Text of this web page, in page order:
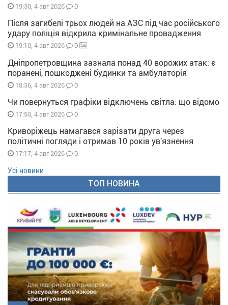
19:30, 4 авг 2026 0
Після загибелі трьох людей на АЗС під час російського
удару поліція відкрила кримінальне провадження
19:10, 4 авг 2026 0
Дніпропетровщина зазнала понад 40 ворожих атак: є
поранені, пошкоджені будинки та амбулаторія
18:36, 4 авг 2026 0
Чи повернуться графіки відключень світла: що відомо
17:50, 4 авг 2026 0
Криворіжець намагався зарізати друга через
політичні погляди і отримав 10 років ув'язнення
17:17, 4 авг 2026 0
Усі новини
ТОП НОВИНА